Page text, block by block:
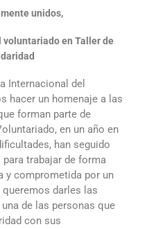
unidos,
voluntariado en Taller de
Internacional del
hacer un homenaje a las
forman parte de
en un año en
han seguido
trabajar de forma
y comprometida por un
darles las
de las personas que
con sus